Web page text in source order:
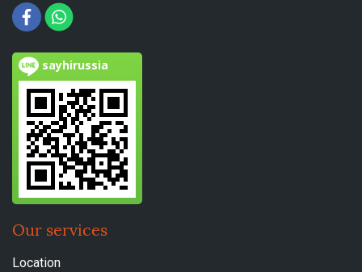
sayhirussia
Our services
Location